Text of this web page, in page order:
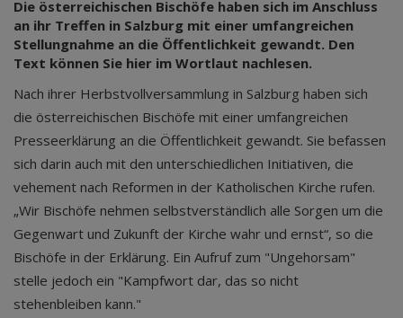
Die österreichischen Bischöfe haben sich im Anschluss
an ihr Treffen in Salzburg mit einer umfangreichen
Stellungnahme an die Öffentlichkeit gewandt. Den
Text können Sie hier im Wortlaut nachlesen.
Nach ihrer Herbstvollversammlung in Salzburg haben sich
die österreichischen Bischöfe mit einer umfangreichen
Presseerklärung an die Öffentlichkeit gewandt. Sie befassen
sich darin auch mit den unterschiedlichen Initiativen, die
vehement nach Reformen in der Katholischen Kirche rufen.
„Wir Bischöfe nehmen selbstverständlich alle Sorgen um die
Gegenwart und Zukunft der Kirche wahr und ernst“, so die
Bischöfe in der Erklärung. Ein Aufruf zum "Ungehorsam"
stelle jedoch ein "Kampfwort dar, das so nicht
stehenbleiben kann."